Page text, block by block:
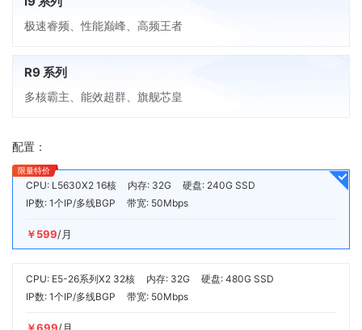
极速睿频、性能巅峰、高频王者
R9 系列
多核霸主、能效超群、旗舰芯皇
配置：
CPU: L5630X2 16核 内存: 32G
硬盘: 240G SSD
IP数: 1个IP/多线BGP
带宽: 50Mbps
￥599/月
限量特价
CPU: E5-26系列X2 32核 内存: 32G
硬盘: 480G SSD
IP数: 1个IP/多线BGP
带宽: 50Mbps